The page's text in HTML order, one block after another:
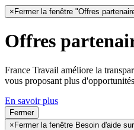
× Fermer la fenêtre "Offres
Offres
France Travail améliore la
vous proposant plus
En savoir plus
Fermer
× Fermer la fenêtre Besoin d'aide